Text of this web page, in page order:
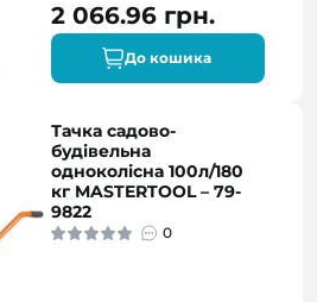
2 066.96 грн.
До кошика
Тачка садово-
будівельна
одноколісна 100л/180
кг MASTERTOOL – 79-
9822
0